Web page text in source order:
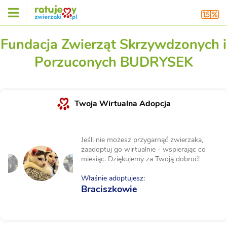
Fundacja Zwierząt Skrzywdzonych i
Porzuconych BUDRYSEK
Twoja Wirtualna Adopcja
Jeśli nie możesz przygarnąć zwierzaka,
zaadoptuj go wirtualnie - wspierając co
miesiąc. Dziękujemy za Twoją dobroć!
Właśnie adoptujesz:
Braciszkowie